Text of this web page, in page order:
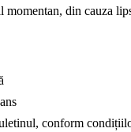
din cauza
conform